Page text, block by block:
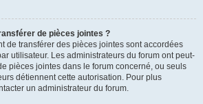
de pièces jointes ?
de transférer des pièces jointes sont accordées
utilisateur. Les administrateurs du forum ont peut-
pièces jointes dans le forum concerné, ou seuls
détiennent cette autorisation. Pour plus
un administrateur du forum.